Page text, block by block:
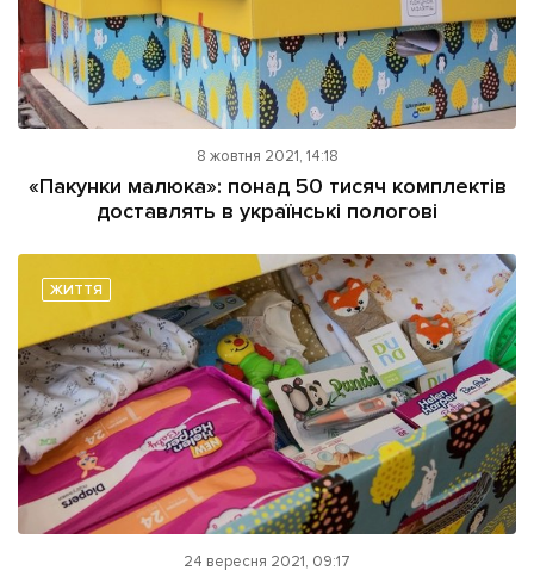
8 жовтня 2021, 14:18
«Пакунки малюка»: понад 50 тисяч комплектів
доставлять в українські пологові
ЖИТТЯ
24 вересня 2021, 09:17